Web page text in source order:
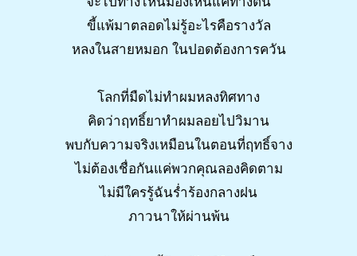
ขี้แพ้มาตลอดไม่รู้อะไรคือรางวัล
หลงในสายหมอก ในปอดต้องการควัน
โลกที่มืดไม่ทำผมหลงทิศทาง
คิดว่าฤทธิ์ยาทำผมลอยไปวิมาน
พบกับความจริงเหมือนในตอนที่ฤทธิ์จาง
ไม่ต้องเชื่อกันแค่พวกคุณลองคิดตาม
ไม่มีใครรู้ฉันร่ำร้องกลางฝน
ภาวนาให้ผ่านพ้น